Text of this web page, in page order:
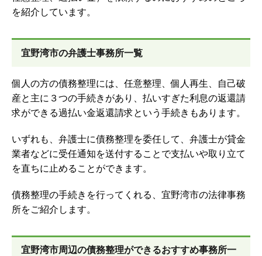
を紹介しています。
宜野湾市の弁護士事務所一覧
個人の方の債務整理には、任意整理、個人再生、自己破
産と主に３つの手続きがあり、払いすぎた利息の返還請
求ができる過払い金返還請求という手続きもあります。
いずれも、弁護士に債務整理を委任して、弁護士が貸金
業者などに受任通知を送付することで支払いや取り立て
を直ちに止めることができます。
債務整理の手続きを行ってくれる、宜野湾市の法律事務
所をご紹介します。
宜野湾市周辺の債務整理ができるおすすめ事務所一